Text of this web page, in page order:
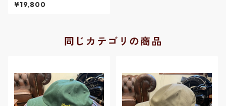
¥19,800
同じカテゴリの商品